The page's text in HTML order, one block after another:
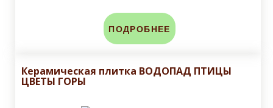
ПОДРОБНЕЕ
Керамическая плитка ВОДОПАД ПТИЦЫ
ЦВЕТЫ ГОРЫ